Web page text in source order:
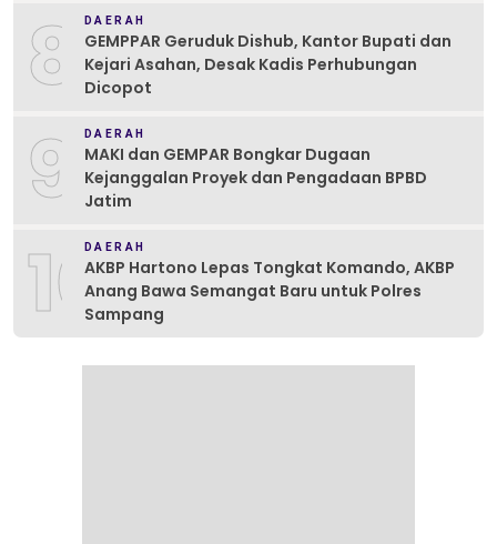
8 DAERAH
GEMPPAR Geruduk Dishub, Kantor Bupati dan
Kejari Asahan, Desak Kadis Perhubungan
Dicopot
9 DAERAH
MAKI dan GEMPAR Bongkar Dugaan
Kejanggalan Proyek dan Pengadaan BPBD
Jatim
10DAERAH
AKBP Hartono Lepas Tongkat Komando, AKBP
Anang Bawa Semangat Baru untuk Polres
Sampang